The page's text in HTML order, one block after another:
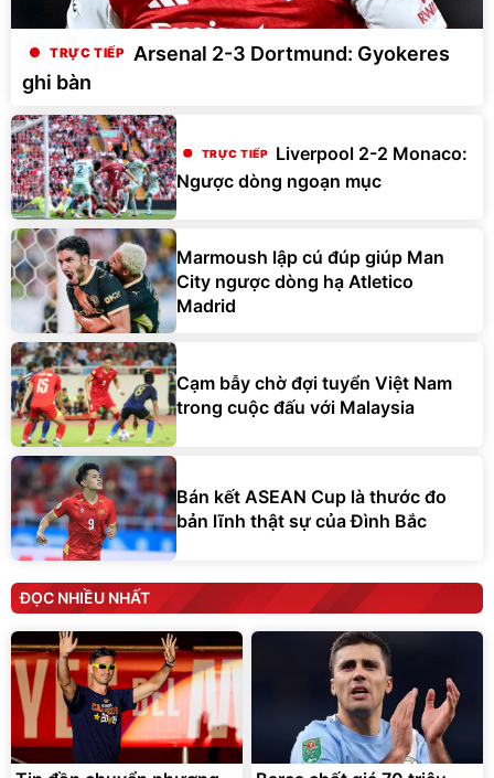
Arsenal 2-3 Dortmund: Gyokeres
ghi bàn
Liverpool 2-2 Monaco:
Ngược dòng ngoạn mục
Marmoush lập cú đúp giúp Man
City ngược dòng hạ Atletico
Madrid
Cạm bẫy chờ đợi tuyển Việt Nam
trong cuộc đấu với Malaysia
Bán kết ASEAN Cup là thước đo
bản lĩnh thật sự của Đình Bắc
ĐỌC NHIỀU NHẤT